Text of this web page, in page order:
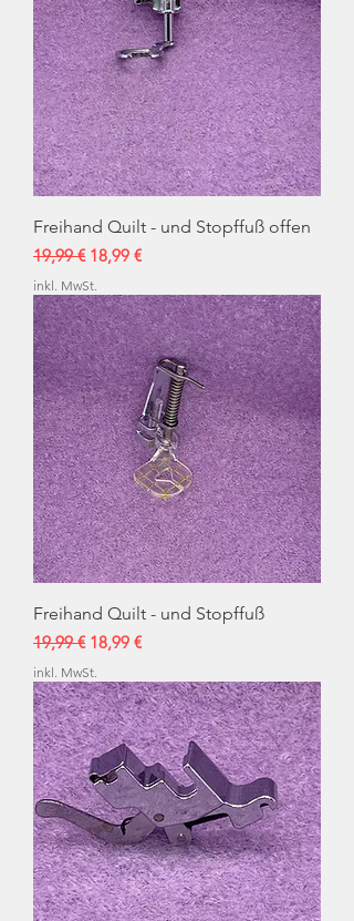
Freihand Quilt - und Stopffuß offen
Standardpreis
19,99 € Sale-Preis
18,99 €
inkl. MwSt.
Freihand Quilt - und Stopffuß
Standardpreis
19,99 € Sale-Preis
18,99 €
inkl. MwSt.